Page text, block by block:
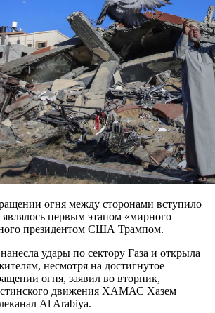
огня между сторонами вступило
являлось первым этапом «мирного
президентом США Трампом.
удары по сектору Газа и открыла
несмотря на достигнутое
огня, заявил во вторник,
движения ХАМАС Хазем
Al Arabiya.